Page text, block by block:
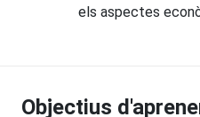
els aspectes
Objectius